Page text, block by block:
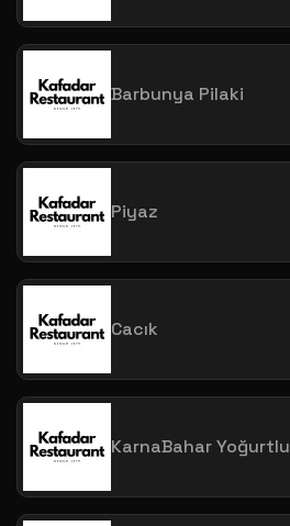
Barbunya Pilaki
Piyaz
Cacık
KarnaBahar Yoğurtlu